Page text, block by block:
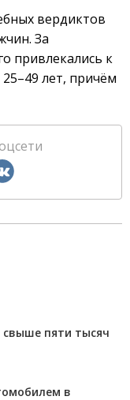
вердиктов
За
привлекались к
лет, причём
свыше пяти тысяч
в